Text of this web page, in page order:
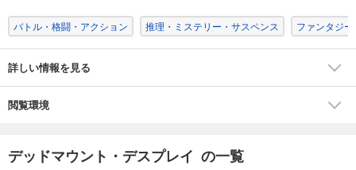
バトル・格闘・アクション 推理・ミステリー・サスペンス ファンタジー
詳しい情報を見る
閲覧環境
デッドマウント・デスプレイ の一覧